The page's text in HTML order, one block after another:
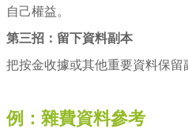
自己權益。
第三招：留下資料副本
把按金收據或其他重要資料保留
例：雜費資料參考